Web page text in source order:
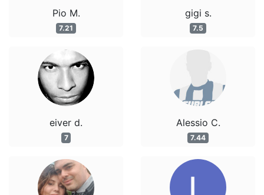
Pio M.
7.21
eiver d.
7
gigi s.
7.5
Alessio C.
7.44